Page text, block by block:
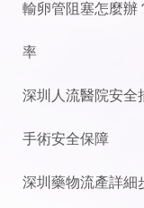
輸卵管阻塞怎麼辦
率
深圳人流醫院安全
手術安全保障
深圳藥物流產詳